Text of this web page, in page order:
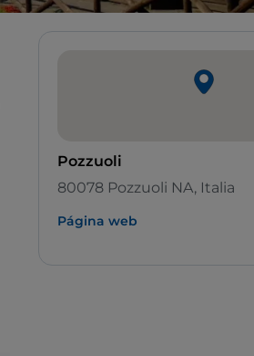
Pozzuoli
80078 Pozzuoli NA, Italia
Página web